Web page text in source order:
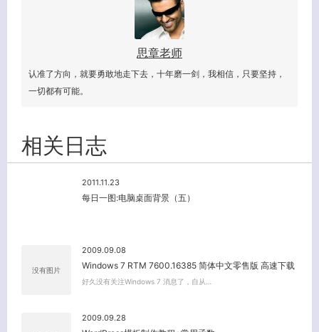
思章老师
认准了方向，就要勇敢地走下去，十年磨一剑，我相信，只要坚持，
一切都有可能。
相关日志
2011.11.23
每日一图:电脑桌面背景（五）
没有图片
2009.09.08
Windows 7 RTM 7600.16385 简体中文零售版 高速下载
好久没有关注Windows 7 消息了，自从…
2009.09.28